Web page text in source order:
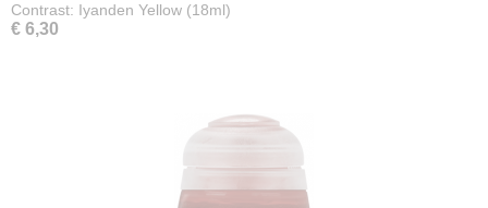
Contrast: Iyanden Yellow (18ml)
€ 6,30